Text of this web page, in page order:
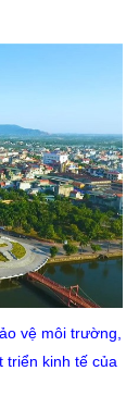
vệ môi trường,
triển kinh tế của